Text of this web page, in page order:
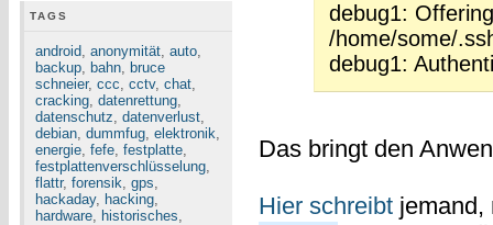
TAGS
android, anonymität, auto,
backup, bahn, bruce
schneier, ccc, cctv, chat,
cracking, datenrettung,
datenschutz, datenverlust,
debian, dummfug, elektronik,
energie, fefe, festplatte,
festplattenverschlüsselung,
flattr, forensik, gps,
hackaday, hacking,
hardware, historisches,
debug1:
/home/some/
debug1:
Das bringt den
Hier schreibtjemand,